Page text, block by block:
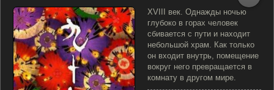
XVIII век. Однажды ночью
глубоко в горах человек
сбивается с пути и находит
небольшой храм. Как только
он входит внутрь, помещение
вокруг него превращается в
комнату в другом мире.